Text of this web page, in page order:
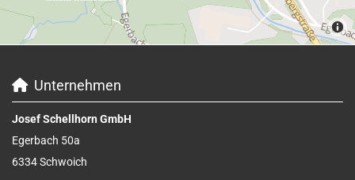
 Unternehmen
Josef Schellhorn GmbH
Egerbach 50a
6334 Schwoich